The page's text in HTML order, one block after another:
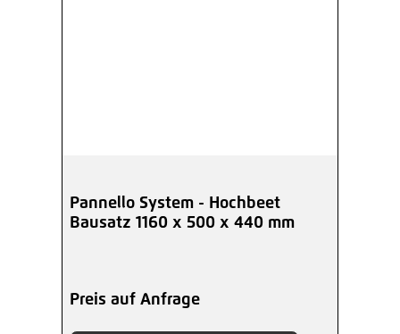
Pannello System - Hochbeet
Bausatz 1160 x 500 x 440 mm
Preis auf Anfrage